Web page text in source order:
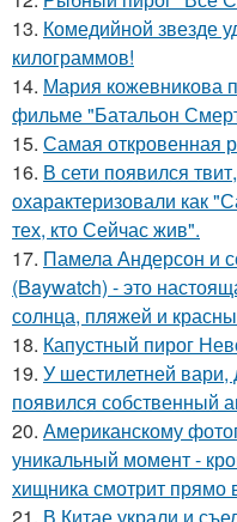
13. Комедийной звезде
килограммов!
14. Мария кожевникова
фильме "Батальон
15. Самая откровенная
16. В сети появился
охарактеризовали как
тех, кто Сейчас жив".
17. Памела Андерсон и
(Baywatch) - это
солнца, пляжей и
18. Капустный пирог
19. У шестилетней
появился собственный
20. Американскому
уникальный момент -
хищника смотрит прямо